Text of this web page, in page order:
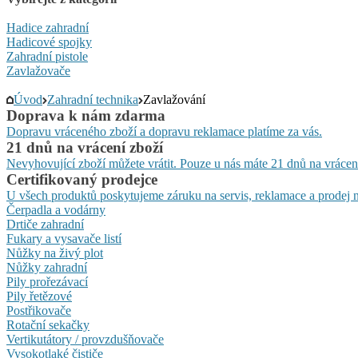
Hadice zahradní
Hadicové spojky
Zahradní pistole
Zavlažovače
Úvod Zahradní technika Zavlažování
Doprava k nám zdarma
Dopravu vráceného zboží a dopravu reklamace platíme za vás.
21 dnů na vrácení zboží
Nevyhovující zboží můžete vrátit. Pouze u nás máte 21 dnů na
Certifikovaný prodejce
U všech produktů poskytujeme záruku na servis, reklamace a prodej
Čerpadla a vodárny
Drtiče zahradní
Fukary a vysavače listí
Nůžky na živý plot
Nůžky zahradní
Pily prořezávací
Pily řetězové
Postřikovače
Rotační sekačky
Vertikutátory / provzdušňovače
Vysokotlaké čističe